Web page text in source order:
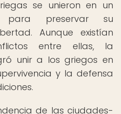
se unieron en un
para preservar su
Aunque existían
entre ellas, la
unir a los griegos en
y la defensa
de las ciudades-